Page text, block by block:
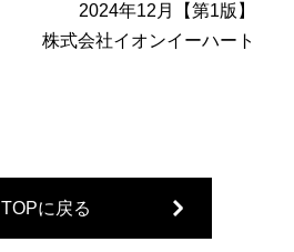
2024年12月【第1版】
株式会社イオンイーハート
TOPに戻る